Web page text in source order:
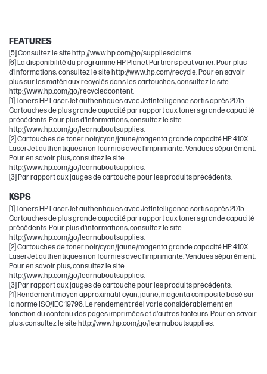
LaserJet Pro
FEATURES
[5] Consultez le site http://www.hp.com/go/suppliesclaims.
[6] La disponibilité du programme HP Planet Partners peut varier. Pour plus
d'informations, consultez le site http://www.hp.com/recycle. Pour en savoir
plus sur les matériaux recyclés dans les cartouches, consultez le site
http://www.hp.com/go/recycledcontent.
[1] Toners HP LaserJet authentiques avec JetIntelligence sortis après 2015.
Cartouches de plus grande capacité par rapport aux toners grande capacité
précédents. Pour plus d'informations, consultez le site
http://www.hp.com/go/learnaboutsupplies.
[2] Cartouches de toner noir/cyan/jaune/magenta grande capacité HP 410X
LaserJet authentiques non fournies avec l'imprimante. Vendues séparément.
Pour en savoir plus, consultez le site
http://www.hp.com/go/learnaboutsupplies.
[3] Par rapport aux jauges de cartouche pour les produits précédents.
KSPS
[1] Toners HP LaserJet authentiques avec JetIntelligence sortis après 2015.
Cartouches de plus grande capacité par rapport aux toners grande capacité
précédents. Pour plus d'informations, consultez le site
http://www.hp.com/go/learnaboutsupplies.
[2] Cartouches de toner noir/cyan/jaune/magenta grande capacité HP 410X
LaserJet authentiques non fournies avec l'imprimante. Vendues séparément.
Pour en savoir plus, consultez le site
http://www.hp.com/go/learnaboutsupplies.
[3] Par rapport aux jauges de cartouche pour les produits précédents.
[4] Rendement moyen approximatif cyan, jaune, magenta composite basé sur
la norme ISO/IEC 19798. Le rendement réel varie considérablement en
fonction du contenu des pages imprimées et d'autres facteurs. Pour en savoir
plus, consultez le site http://www.hp.com/go/learnaboutsupplies.